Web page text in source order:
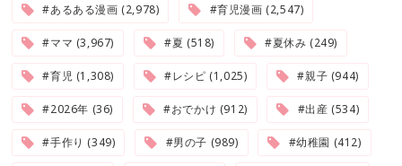
#あるある漫画 (2,978) #育児漫画 (2,547)
#ママ (3,967) #夏 (518) #夏休み (249)
#育児 (1,308) #レシピ (1,025) #親子 (944)
#2026年 (36) #おでかけ (912) #出産 (534)
#手作り (349) #男の子 (989) #幼稚園 (412)